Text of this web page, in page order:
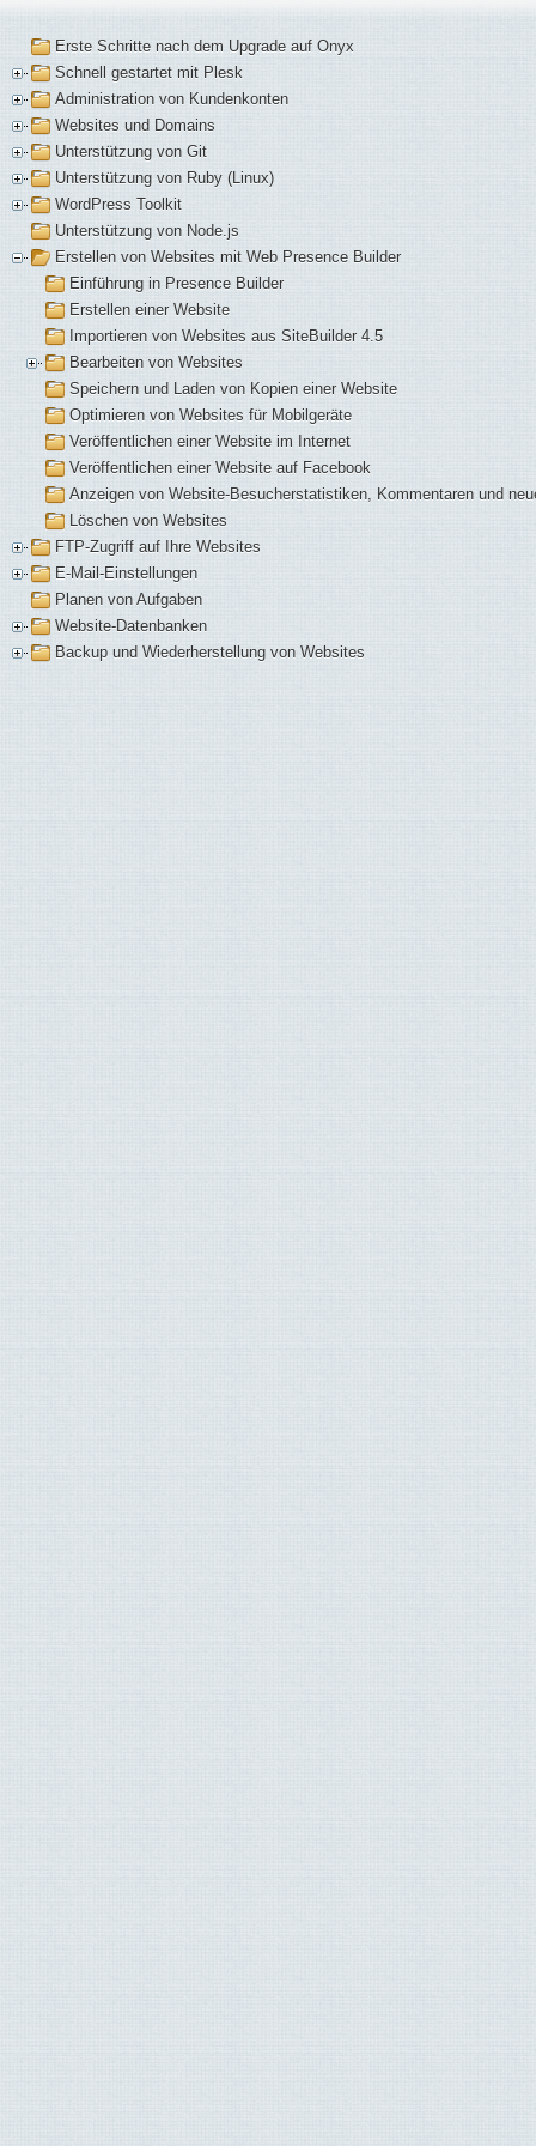
Erste Schritte nach dem Upgrade auf Onyx
Schnell gestartet mit Plesk
Administration von Kundenkonten
Websites und Domains
Unterstützung von Git
Unterstützung von Ruby (Linux)
WordPress Toolkit
Unterstützung von Node.js
Erstellen von Websites mit Web Presence Builder
Einführung in Presence Builder
Erstellen einer Website
Importieren von Websites aus SiteBuilder 4.5
Bearbeiten von Websites
Speichern und Laden von Kopien einer Website
Optimieren von Websites für Mobilgeräte
Veröffentlichen einer Website im Internet
Veröffentlichen einer Website auf Facebook
Anzeigen von Website-Besucherstatistiken, Kommentaren und
Löschen von Websites
FTP-Zugriff auf Ihre Websites
E-Mail-Einstellungen
Planen von Aufgaben
Website-Datenbanken
Backup und Wiederherstellung von Websites